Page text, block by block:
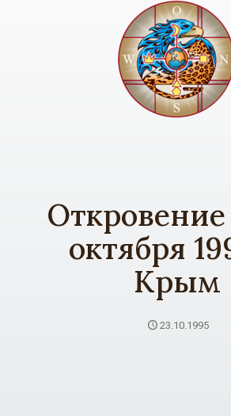
Откровение
октября
Крым
23.10.1995